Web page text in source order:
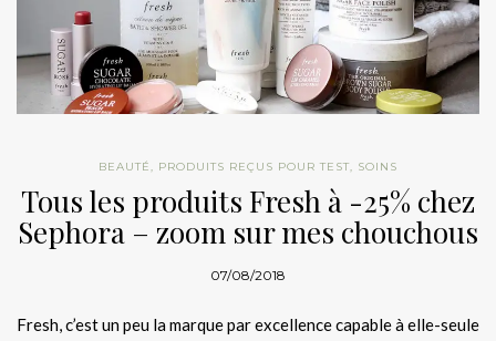
BEAUTÉ, PRODUITS REÇUS POUR TEST, SOINS
Tous les produits Fresh à -25% chez
Sephora – zoom sur mes chouchous
07/08/2018
Fresh, c’est un peu la marque par excellence capable à elle-seule